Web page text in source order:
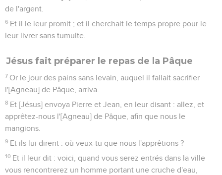
de l'argent.
6 Et il le leur promit ; et il cherchait le temps propre pour le
leur livrer sans tumulte.
Jésus fait préparer le repas de la Pâque
7 Or le jour des pains sans levain, auquel il fallait sacrifier
l'[Agneau] de Pâque, arriva.
8 Et [Jésus] envoya Pierre et Jean, en leur disant : allez, et
apprêtez-nous l'[Agneau] de Pâque, afin que nous le
mangions.
9 Et ils lui dirent : où veux-tu que nous l'apprêtions ?
10 Et il leur dit : voici, quand vous serez entrés dans la ville
vous rencontrerez un homme portant une cruche d'eau,